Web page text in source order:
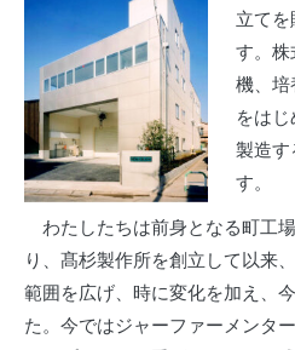
立てを
す。株
機、培
をは
製造す
す。
わたしたちは前身となる町工
り、髙杉製作所を創立して以来
範囲を広げ、時に変化を加え、
た。今ではジャーファーメンタ